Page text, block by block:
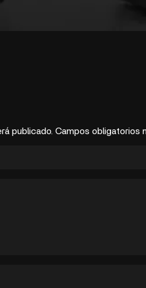
publicado. Campos obligatorios